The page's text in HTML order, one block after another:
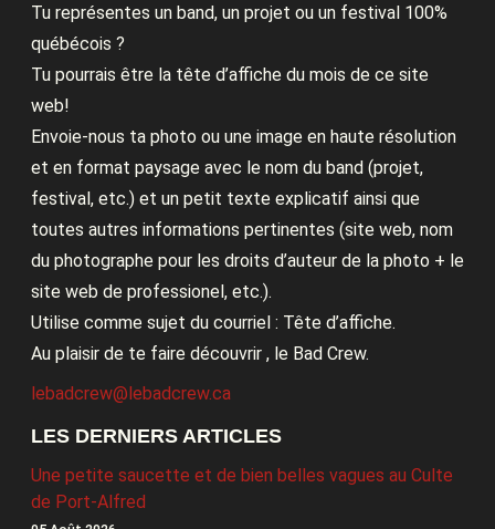
Tu représentes un band, un projet ou un festival 100%
québécois ?
Tu pourrais être la tête d’affiche du mois de ce site
web!
Envoie-nous ta photo ou une image en haute résolution
et en format paysage avec le nom du band (projet,
festival, etc.) et un petit texte explicatif ainsi que
toutes autres informations pertinentes (site web, nom
du photographe pour les droits d’auteur de la photo + le
site web de professionel, etc.).
Utilise comme sujet du courriel : Tête d’affiche.
Au plaisir de te faire découvrir , le Bad Crew.
lebadcrew@lebadcrew.ca
LES DERNIERS ARTICLES
Une petite saucette et de bien belles vagues au Culte
de Port-Alfred